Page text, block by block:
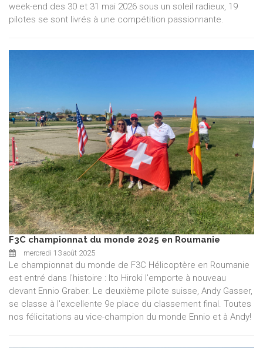
week-end des 30 et 31 mai 2026 sous un soleil radieux, 19
pilotes se sont livrés à une compétition passionnante.
F3C championnat du monde 2025 en Roumanie
mercredi 13 août 2025
Le championnat du monde de F3C Hélicoptère en Roumanie
est entré dans l'histoire : Ito Hiroki l'emporte à nouveau
devant Ennio Graber. Le deuxième pilote suisse, Andy Gasser,
se classe à l'excellente 9e place du classement final. Toutes
nos félicitations au vice-champion du monde Ennio et à Andy!